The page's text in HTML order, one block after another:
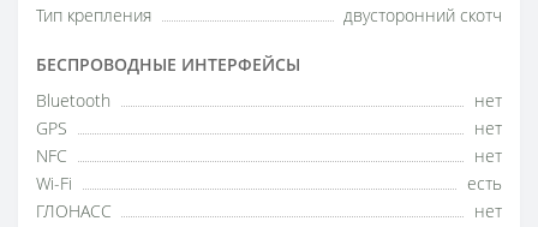
Тип крепления
двусторонний скотч
БЕСПРОВОДНЫЕ ИНТЕРФЕЙСЫ
Bluetooth
нет
GPS
нет
NFC
нет
Wi-Fi
есть
ГЛОНАСС
нет